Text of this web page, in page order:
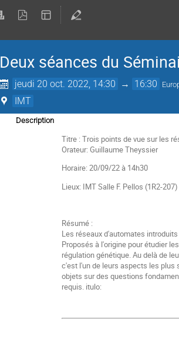
Deux séances du
jeudi 20 oct. 2022, 14:30 → 16:30
IMT
Description
Titre : Trois points de vue sur les
Orateur: Guillaume Theyssier
Horaire: 20/09/22 à 14h30
Lieux: IMT Salle F. Pellos (1R2-207)
Résumé :
Les réseaux d'automates
Proposés à l'origine pour étudier
régulation génétique. Au delà de
c'est l'un de leurs aspects les
objets sur des questions
requis. itulo: